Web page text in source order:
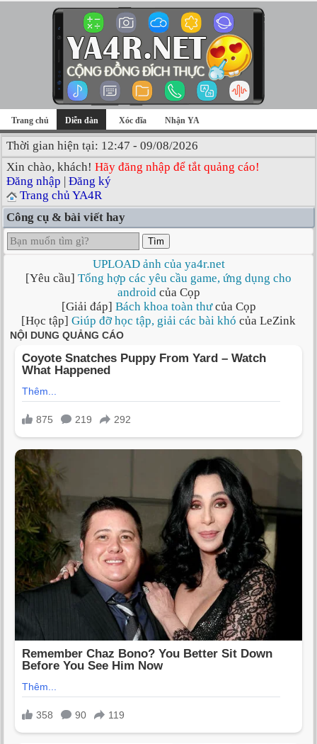
Trang chủ Diễn đàn Xóc đĩa Nhận YA
Thời gian hiện tại: 12:47 - 09/08/2026
Xin chào, khách! Hãy đăng nhập để tắt quảng cáo!
Đăng nhập | Đăng ký
Trang chủ YA4R
Công cụ & bài viết hay
Tìm
UPLOAD ảnh của ya4r.net
[Yêu cầu] Tổng hợp các yêu cầu game, ứng dụng cho
androidcủa Cọp
[Giải đáp] Bách khoa toàn thưcủa Cọp
[Học tập] Giúp đỡ học tập, giải các bài khó của LeZink